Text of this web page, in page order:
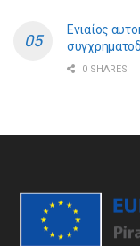
Ενιαίος
0 SHARES